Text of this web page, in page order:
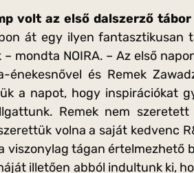
volt az első dalszerző
át egy ilyen fantasztikusan
mondta NOIRA. – Az első
énekesnővel és Remek
a napot, hogy inspirációkat
Remek nem
volna a saját kedvenc
viszonylag tágan értelmezhető
illetően abból indultunk ki,